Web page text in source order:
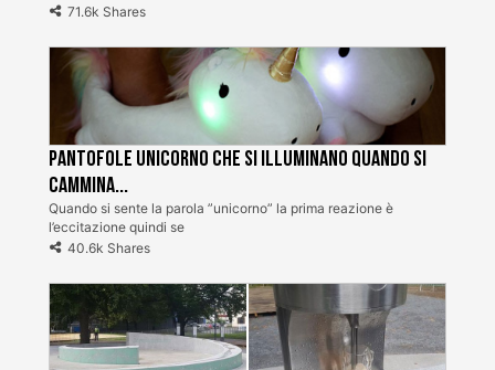
71.6k Shares
Pantofole unicorno che si illuminano quando si
cammina...
Quando si sente la parola ”unicorno” la prima reazione è
l’eccitazione quindi se
40.6k Shares